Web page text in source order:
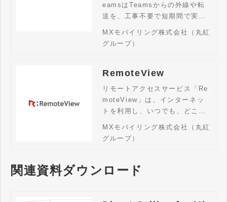
eamsはTeamsからの外線や転
送を、工事不要で短期間で実現
するサービスです。
MXモバイリング株式会社（丸紅
グループ）
RemoteView
リモートアクセスサービス「Re
moteView」は、インターネッ
トを利用し、いつでも、どこで
もPCやモバイル端末からオフィ
スのPCに接続、簡単かつ安全に
MXモバイリング株式会社（丸紅
グループ）
関連資料ダウンロード